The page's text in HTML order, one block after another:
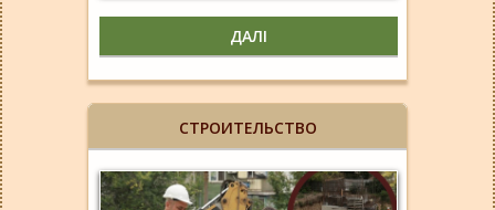
ДАЛІ
СТРОИТЕЛЬСТВО